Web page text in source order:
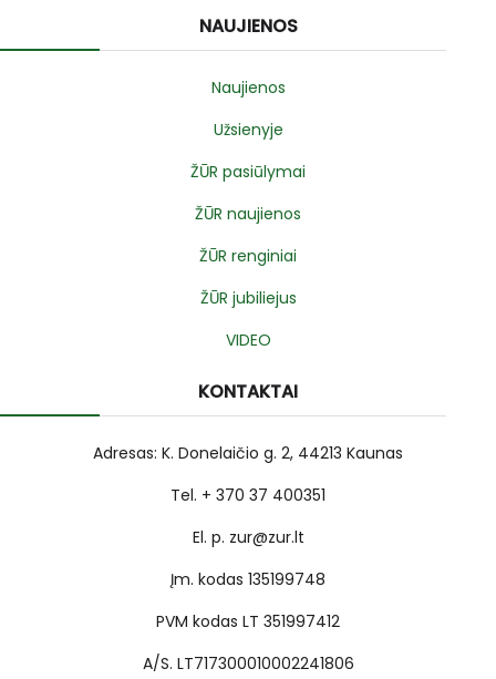
NAUJIENOS
Naujienos
Užsienyje
ŽŪR pasiūlymai
ŽŪR naujienos
ŽŪR renginiai
ŽŪR jubiliejus
VIDEO
KONTAKTAI
Adresas: K. Donelaičio g. 2, 44213 Kaunas
Tel. + 370 37 400351
El. p. zur@zur.lt
Įm. kodas 135199748
PVM kodas LT 351997412
A/S. LT717300010002241806